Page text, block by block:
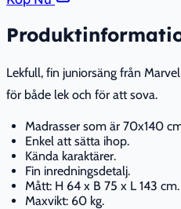
Lekfull, fin juniorsäng från
för både lek och för att sova.
Madrasser som är 70x140
Enkel att sätta ihop.
Kända karaktärer.
Fin inredningsdetalj.
Mått: H 64 x B 75 x L 143 cm.
Maxvikt: 60 kg.